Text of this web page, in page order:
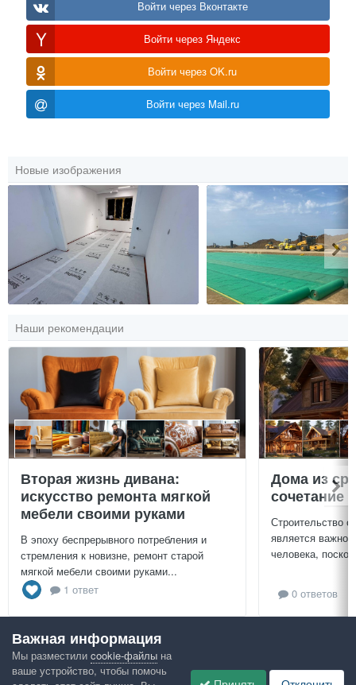
Войти через Вконтакте
Войти через Яндекс
Войти через OK.ru
Войти через Mail.ru
Новые изображения
Наши рекомендации
Вторая жизнь дивана:
искусство ремонта мягкой
мебели своими руками
В эпоху беспрерывного потребления и
стремления к новизне, ремонт старой
мягкой мебели своими руками...
1 ответ
Дома из
сочетание
Строительство
является
человека,
0 ответов
Посмотреть всё
Важная информация
Мы разместили cookie-файлы на
ваше устройство, чтобы помочь